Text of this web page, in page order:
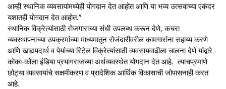
आम्ही स्थानिक व्यवसायांमध्येही योगदान देत आहोत आणि या भव्य उत्सवाच्या एकंदर
यशातही योगदान देत आहोत.”
स्थानिक विक्रेत्यांसाठी रोजगाराच्या संधी उपलब्ध करून देणे, कचरा
व्यवस्थापनाच्या उपक्रमांच्या माध्यमातून रोजंदारीवरील कामगारांना सहाय्य करणे
आणि खाद्यपदार्थ व पेयांच्या रिटेल विक्रेत्यांसाठी व्यवसायवाढीला चालना देणे यांद्वारे
कोका-कोला इंडिया प्रयागराजच्या अर्थव्यवस्थेत योगदान देत आहे. त्याचप्रमाणे
छोट्या व्यवसायांचे सक्षमीकरण व प्रादेशिक आर्थिक विकासाची जोपासनाही करत
आहे.